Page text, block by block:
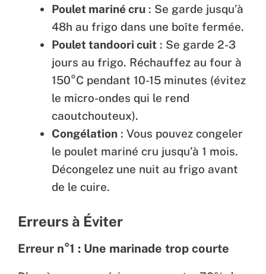
Poulet mariné cru : Se garde jusqu’à
48h au frigo dans une boîte fermée.
Poulet tandoori cuit : Se garde 2-3
jours au frigo. Réchauffez au four à
150°C pendant 10-15 minutes (évitez
le micro-ondes qui le rend
caoutchouteux).
Congélation : Vous pouvez congeler
le poulet mariné cru jusqu’à 1 mois.
Décongelez une nuit au frigo avant
de le cuire.
Erreurs à Éviter
Erreur n°1 : Une marinade trop courte